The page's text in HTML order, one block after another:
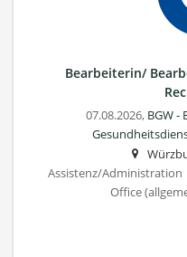
Bearbeiterin/
07.08.2026, BGW -
Assistenz/
Office